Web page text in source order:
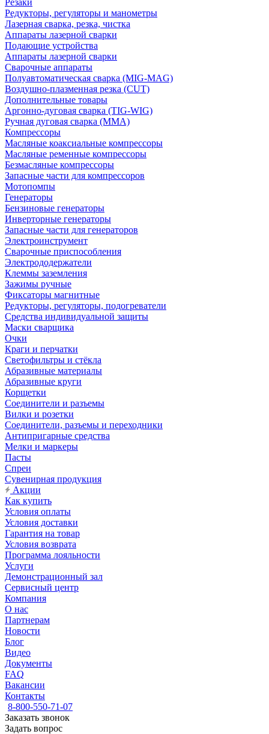
Резаки
Редукторы, регуляторы и манометры
Лазерная сварка, резка, чистка
Аппараты лазерной сварки
Подающие устройства
Аппараты лазерной сварки
Сварочные аппараты
Полуавтоматическая сварка (MIG-MAG)
Воздушно-плазменная резка (CUT)
Дополнительные товары
Аргонно-дуговая сварка (TIG-WIG)
Ручная дуговая сварка (MMA)
Компрессоры
Масляные коаксиальные компрессоры
Масляные ременные компрессоры
Безмасляные компрессоры
Запасные части для компрессоров
Мотопомпы
Генераторы
Бензиновые генераторы
Инверторные генераторы
Запасные части для генераторов
Электроинструмент
Сварочные приспособления
Электрододержатели
Клеммы заземления
Зажимы ручные
Фиксаторы магнитные
Редукторы, регуляторы, подогреватели
Средства индивидуальной защиты
Маски сварщика
Очки
Краги и перчатки
Светофильтры и стёкла
Абразивные материалы
Абразивные круги
Корщетки
Соединители и разъемы
Вилки и розетки
Соединители, разъемы и переходники
Антипригарные средства
Мелки и маркеры
Пасты
Спреи
Сувенирная продукция
Акции
Как купить
Условия оплаты
Условия доставки
Гарантия на товар
Условия возврата
Программа лояльности
Услуги
Демонстрационный зал
Сервисный центр
Компания
О нас
Партнерам
Новости
Блог
Видео
Документы
FAQ
Вакансии
Контакты
8-800-550-71-07
Заказать звонок
Задать вопрос